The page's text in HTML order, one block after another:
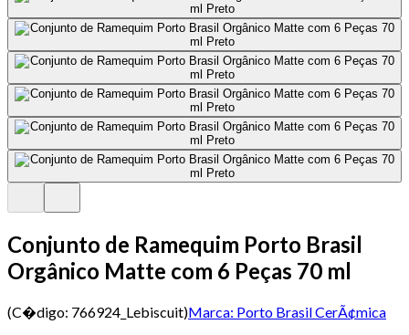
Conjunto de Ramequim Porto Brasil
Orgânico Matte com 6 Peças 70 ml
(C�digo: 766924_Lebiscuit)Marca: Porto Brasil CerÃ¢mica